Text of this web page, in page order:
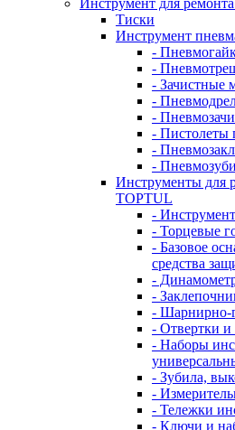
Инструмент для
Тиски
Инструмент
-
-
-
-
-
- Пистолеты
-
-
Инструменты для
TOPTUL
-
- Торцевые
- Базовое
средства
-
-
- Шарнирно-
- Отвертки
- Наборы
- Зубила,
-
- Тележки
- Ключи и